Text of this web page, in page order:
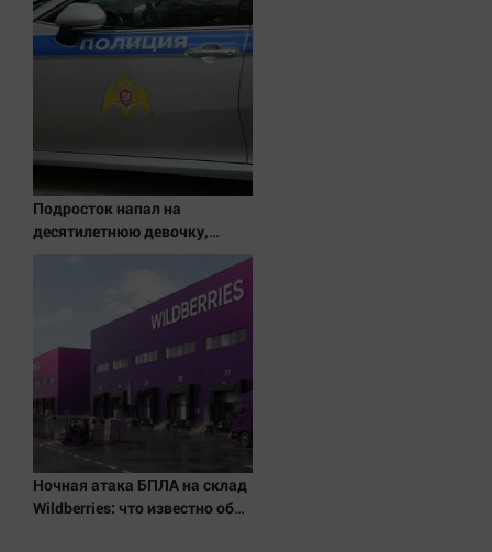
Подросток напал на
десятилетнюю девочку,
ворвавшись в квартиру
Ночная атака БПЛА на склад
Wildberries: что известно об